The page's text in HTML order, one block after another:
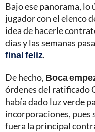
Bajo ese panorama, lo
jugador con el elenco
idea de hacerle
días y las semanas
final feliz.
De hecho, Boca
órdenes del ratificado
había dado luz verde
incorporaciones, pues
fuera la principal